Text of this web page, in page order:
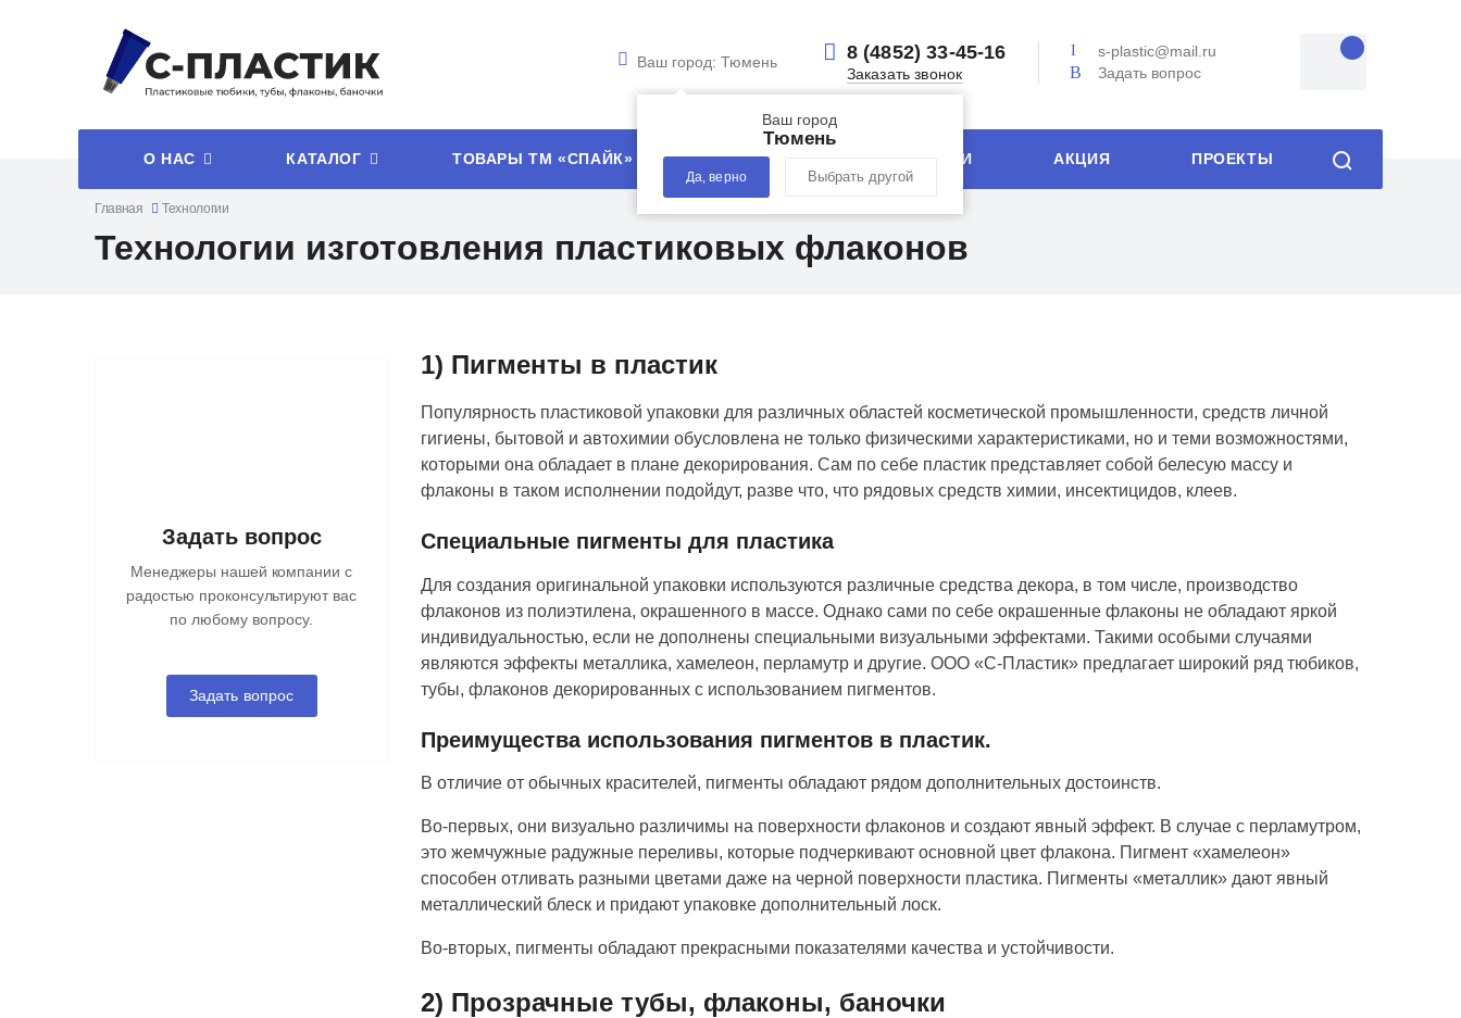
Ваш город: Тюмень
Ваш город
Тюмень
Да, верно Выбрать другой
8 (4852) 33-45-16
Заказать звонок
s-plastic@mail.ru
Задать вопрос
О НАС КАТАЛОГ ТОВАРЫ ТМ «СПАЙК» УСЛУГИ ТЕХНОЛОГИИ АКЦИЯ ПРОЕКТЫ
Главная Технологии
Технологии изготовления пластиковых флаконов
Задать вопрос
Менеджеры нашей компании с
радостью проконсультируют вас
по любому вопросу.
Задать вопрос
1) Пигменты в пластик
Популярность пластиковой упаковки для различных областей косметической промышленности, средств личной
гигиены, бытовой и автохимии обусловлена не только физическими характеристиками, но и теми возможностями,
которыми она обладает в плане декорирования. Сам по себе пластик представляет собой белесую массу и
флаконы в таком исполнении подойдут, разве что, что рядовых средств химии, инсектицидов, клеев.
Специальные пигменты для пластика
Для создания оригинальной упаковки используются различные средства декора, в том числе, производство
флаконов из полиэтилена, окрашенного в массе. Однако сами по себе окрашенные флаконы не обладают яркой
индивидуальностью, если не дополнены специальными визуальными эффектами. Такими особыми случаями
являются эффекты металлика, хамелеон, перламутр и другие. ООО «С-Пластик» предлагает широкий ряд тюбиков,
тубы, флаконов декорированных с использованием пигментов.
Преимущества использования пигментов в пластик.
В отличие от обычных красителей, пигменты обладают рядом дополнительных достоинств.
Во-первых, они визуально различимы на поверхности флаконов и создают явный эффект. В случае с перламутром,
это жемчужные радужные переливы, которые подчеркивают основной цвет флакона. Пигмент «хамелеон»
способен отливать разными цветами даже на черной поверхности пластика. Пигменты «металлик» дают явный
металлический блеск и придают упаковке дополнительный лоск.
Во-вторых, пигменты обладают прекрасными показателями качества и устойчивости.
2) Прозрачные тубы, флаконы, баночки